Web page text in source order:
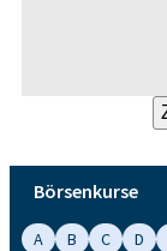
Börsenkurse
A B C D